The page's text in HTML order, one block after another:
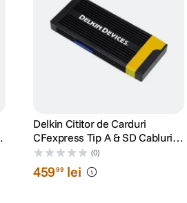
Delkin Cititor de Carduri
CFexpress Tip A & SD Cabluri
USB-C la USB C si USB A
(0)
45999 lei